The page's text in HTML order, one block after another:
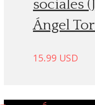
sociales
Ángel
15.99 USD